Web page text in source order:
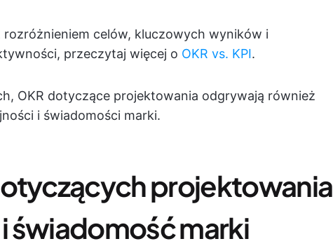
rozróżnieniem celów, kluczowych wyników i
przeczytaj więcej o OKR vs. KPI.
OKR dotyczące projektowania odgrywają również
i świadomości marki.
projektowania
świadomość marki